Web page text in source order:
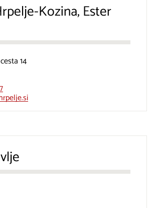
Kozina, Ester
14